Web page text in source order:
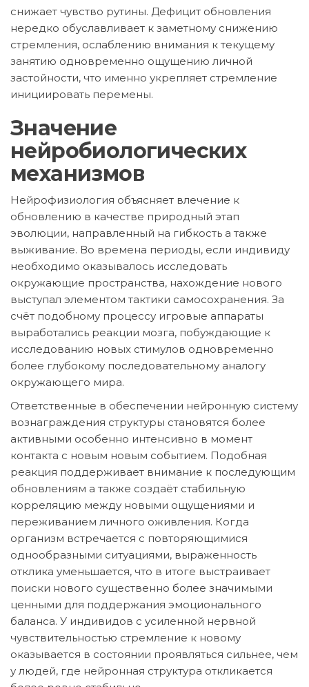
снижает чувство рутины. Дефицит обновления
нередко обуславливает к заметному снижению
стремления, ослаблению внимания к текущему
занятию одновременно ощущению личной
застойности, что именно укрепляет стремление
инициировать перемены.
Значение
нейробиологических
механизмов
Нейрофизиология объясняет влечение к
обновлению в качестве природный этап
эволюции, направленный на гибкость а также
выживание. Во времена периоды, если индивиду
необходимо оказывалось исследовать
окружающие пространства, нахождение нового
выступал элементом тактики самосохранения. За
счёт подобному процессу игровые аппараты
выработались реакции мозга, побуждающие к
исследованию новых стимулов одновременно
более глубокому последовательному аналогу
окружающего мира.
Ответственные в обеспечении нейронную систему
вознаграждения структуры становятся более
активными особенно интенсивно в момент
контакта с новым новым событием. Подобная
реакция поддерживает внимание к последующим
обновлениям а также создаёт стабильную
корреляцию между новыми ощущениями и
переживанием личного оживления. Когда
организм встречается с повторяющимися
однообразными ситуациями, выраженность
отклика уменьшается, что в итоге выстраивает
поиски нового существенно более значимыми
ценными для поддержания эмоционального
баланса. У индивидов с усиленной нервной
чувствительностью стремление к новому
оказывается в состоянии проявляться сильнее, чем
у людей, где нейронная структура откликается